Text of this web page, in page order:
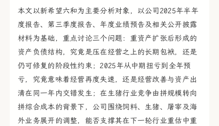
本文以新希望六和为主要分析对象，以公司2025年半年
度报告、第三季度报告、年度业绩预告及相关公开披露
材料为基础，重点讨论三个问题：重资产扩张后形成的
资产负债结构，究竟是压在经营之上的长期包袱，还是
仍可修复的阶段性约束；2025年从中期扭亏到全年预
亏，究竟意味着经营再度失速，还是经营改善与资产出
清在同一年内交错发生；在生猪行业竞争由拼规模转向
拼综合成本的背景下，公司围绕饲料、生猪、屠宰及海
外业务展开的调整，能否支撑其在下一轮行业重估中重